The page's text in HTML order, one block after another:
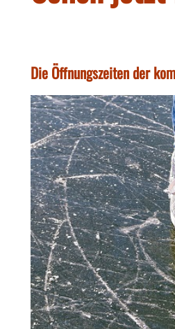
Die Öffnungszeiten der